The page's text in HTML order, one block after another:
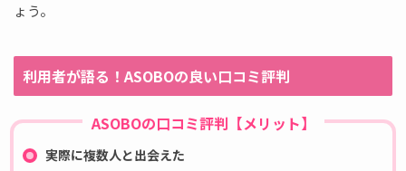
ょう。
利用者が語る！ASOBOの良い口コミ評判
ASOBOの口コミ評判【メリット】
実際に複数人と出会えた